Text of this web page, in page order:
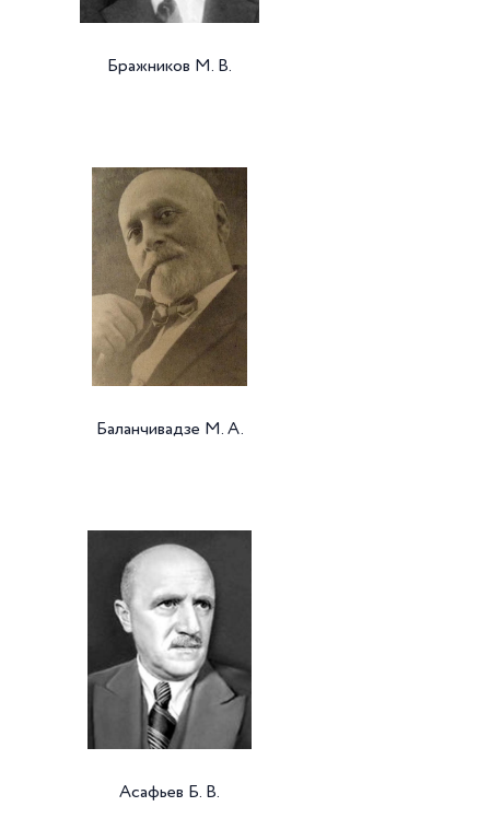
Бражников М. В.
Баланчивадзе М. А.
Асафьев Б. В.